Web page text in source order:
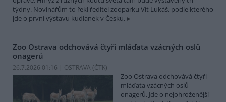
týdny. Novinářům to řekl ředitel zooparku Vít Lukáš, podle kterého
jde o první výstavu kudlanek v Česku.
Zoo Ostrava odchovává čtyři mláďata vzácných oslů
onagerů
26.7.2026 01:16 | OSTRAVA (ČTK)
Zoo Ostrava odchovává čtyři
mláďata vzácných oslů
onagerů. Jde o nejohroženější